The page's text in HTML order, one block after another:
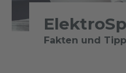
Fakten und